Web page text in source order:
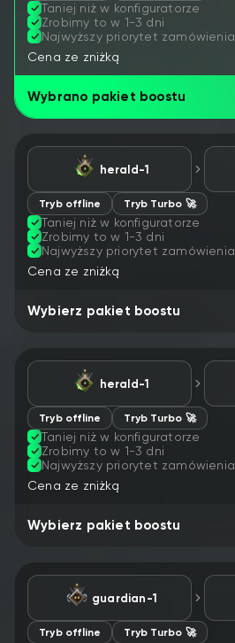
Taniej niż w konfiguratorze
Zrobimy to w 1-3 dni
Najwyższy priorytet zamówienia
Cena ze zniżką
Wybrano pakiet boostu
herald-1
Tryb offline Tryb Turbo 🚀
Taniej niż w konfiguratorze
Zrobimy to w 1-3 dni
Najwyższy priorytet zamówienia
Cena ze zniżką
Wybierz pakiet boostu
herald-1
Tryb offline Tryb Turbo 🚀
Taniej niż w konfiguratorze
Zrobimy to w 1-3 dni
Najwyższy priorytet zamówienia
Cena ze zniżką
Wybierz pakiet boostu
guardian-1
Tryb offline Tryb Turbo 🚀